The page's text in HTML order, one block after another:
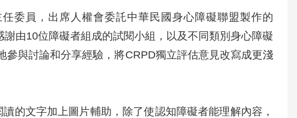
委員，出席人權會委託中華民國身心障礙聯盟製作的
由10位障礙者組成的試閱小組，以及不同類別身心障礙
與討論和分享經驗，將CRPD獨立評估意見改寫成更淺
的文字加上圖片輔助，除了使認知障礙者能理解內容，